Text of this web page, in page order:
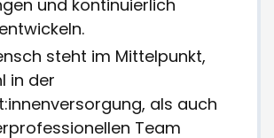
und kontinuierlich
steht im Mittelpunkt,
in der
als auch
Team